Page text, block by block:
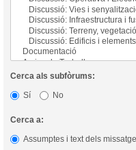
Cerca als subfòrums:
Sí
No
Cerca a:
Assumptes i text dels